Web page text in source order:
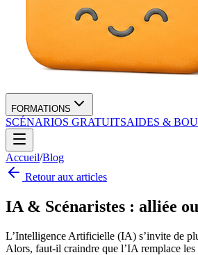
FORMATIONS
SCÉNARIOS GRATUITSAIDES &
Accueil/Blog
Retour aux articles
IA & Scénaristes : alliée
L’Intelligence Artificielle (IA) s’invite de
Alors, faut-il craindre que l’IA remplace